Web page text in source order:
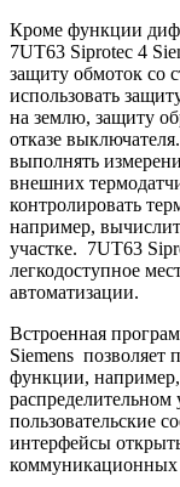
Кроме функции
7UT63 Siprotec 4
защиту обмоток со
использовать
на землю, защиту
отказе
выполнять
внешних
контролировать
например,
участке. 7UT63
легкодоступное
автоматизации.
Встроенная
Siemens позволяет
функции, например,
распределительном
пользовательские
интерфейсы
коммуникационных